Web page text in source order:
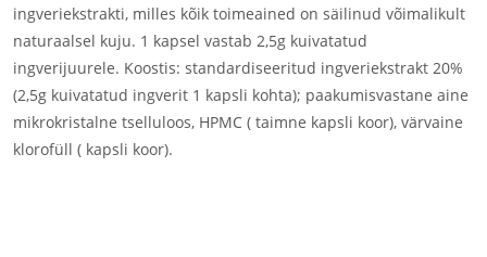
ingveriekstrakti, milles kõik toimeained on säilinud võimalikult
naturaalsel kuju. 1 kapsel vastab 2,5g kuivatatud
ingverijuurele. Koostis: standardiseeritud ingveriekstrakt 20%
(2,5g kuivatatud ingverit 1 kapsli kohta); paakumisvastane aine
mikrokristalne tselluloos, HPMC ( taimne kapsli koor), värvaine
klorofüll ( kapsli koor).